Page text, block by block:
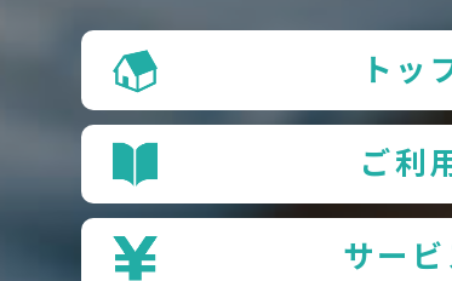
トッ
ご利
サー